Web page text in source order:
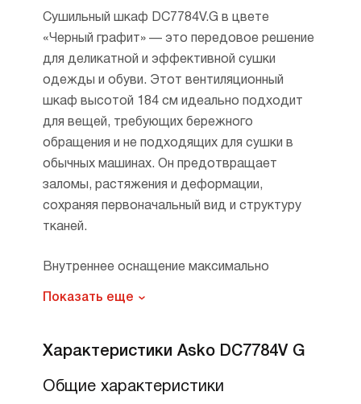
Сушильный шкаф DC7784V.G в цвете
«Черный графит» — это передовое решение
для деликатной и эффективной сушки
одежды и обуви. Этот вентиляционный
шкаф высотой 184 см идеально подходит
для вещей, требующих бережного
обращения и не подходящих для сушки в
обычных машинах. Он предотвращает
заломы, растяжения и деформации,
сохраняя первоначальный вид и структуру
тканей.
Внутреннее оснащение максимально
и белье, предусмотрены специальные
обеспечивающая равномерное высыхание.
Показать еще
Характеристики Asko DC7784V G
Общие характеристики